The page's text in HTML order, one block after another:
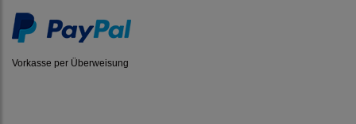
Vorkasse per Überweisung